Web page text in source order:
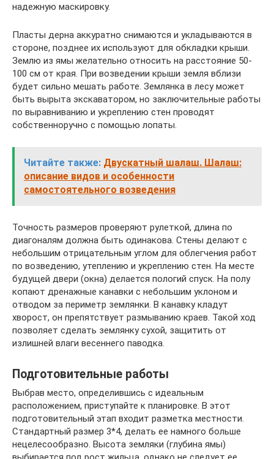
надежную маскировку.
Пласты дерна аккуратно снимаются и укладываются в
стороне, позднее их используют для обкладки крыши.
Землю из ямы желательно относить на расстояние 50-
100 см от края. При возведении крыши земля вблизи
будет сильно мешать работе. Землянка в лесу может
быть вырыта экскаватором, но заключительные работы
по выравниванию и укреплению стен проводят
собственноручно с помощью лопаты.
Читайте также: Двускатный шалаш. Шалаш:
описание видов и особенности
самостоятельного возведения
Точность размеров проверяют рулеткой, длина по
диагоналям должна быть одинакова. Стены делают с
небольшим отрицательным углом для облегчения работ
по возведению, утеплению и укреплению стен. На месте
будущей двери (окна) делается пологий спуск. На полу
копают дренажные канавки с небольшим уклоном и
отводом за периметр землянки. В канавку кладут
хворост, он препятствует размыванию краев. Такой ход
позволяет сделать землянку сухой, защитить от
излишней влаги весеннего паводка.
Подготовительные работы
Выбрав место, определившись с идеальным
расположением, приступайте к планировке. В этот
подготовительный этап входит разметка местности.
Стандартный размер 3*4, делать ее намного больше
нецелесообразно. Высота земляки (глубина ямы)